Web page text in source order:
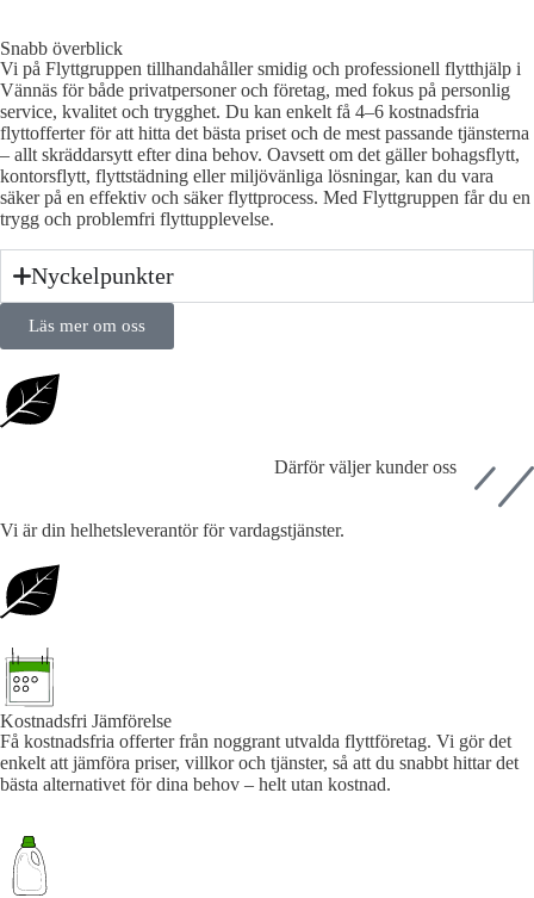
Snabb överblick
Vi på Flyttgruppen tillhandahåller smidig och professionell flytthjälp i
Vännäs för både privatpersoner och företag, med fokus på personlig
service, kvalitet och trygghet. Du kan enkelt få 4–6 kostnadsfria
flyttofferter för att hitta det bästa priset och de mest passande tjänsterna
– allt skräddarsytt efter dina behov. Oavsett om det gäller bohagsflytt,
kontorsflytt, flyttstädning eller miljövänliga lösningar, kan du vara
säker på en effektiv och säker flyttprocess. Med Flyttgruppen får du en
trygg och problemfri flyttupplevelse.
Nyckelpunkter
Läs mer om oss
Därför väljer kunder oss
Vi är din helhetsleverantör för vardagstjänster.
Kostnadsfri Jämförelse
Få kostnadsfria offerter från noggrant utvalda flyttföretag. Vi gör det
enkelt att jämföra priser, villkor och tjänster, så att du snabbt hittar det
bästa alternativet för dina behov – helt utan kostnad.